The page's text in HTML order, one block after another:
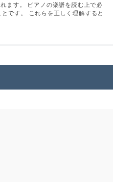
ます。 ピアノの楽譜を読む上で必
です。 これらを正しく理解すると